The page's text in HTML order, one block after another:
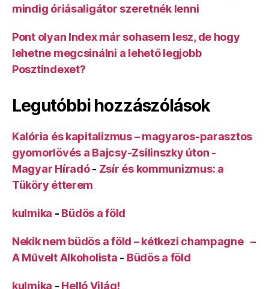
mindig óriásaligátor szeretnék lenni
Pont olyan Index már sohasem lesz, de hogy
lehetne megcsinálni a lehető legjobb
Posztindexet?
Legutóbbi hozzászólások
Kalória és kapitalizmus – magyaros-parasztos
gyomorlövés a Bajcsy-Zsilinszky úton -
Magyar Híradó- Zsír és kommunizmus: a
Tüköry étterem
kulmika - Büdös a föld
Nekik nem büdös a föld – kétkezi champagne –
A Művelt Alkoholista - Büdös a föld
kulmika - Helló Világ!